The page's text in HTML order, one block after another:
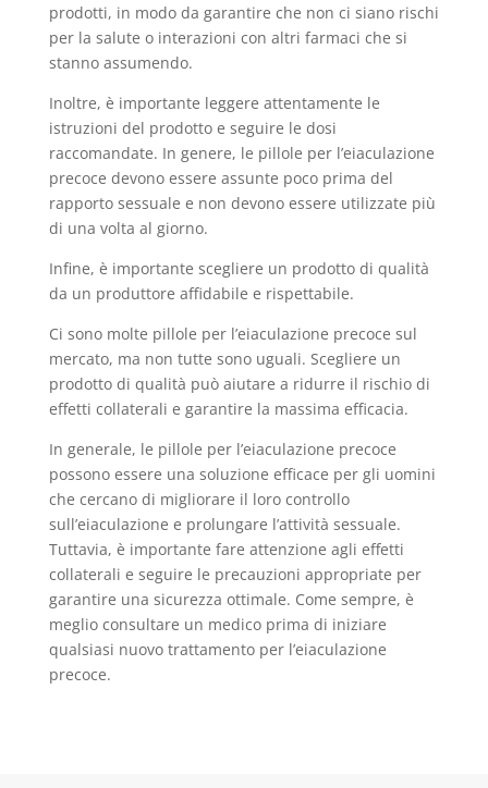
prodotti, in modo da garantire che non ci siano rischi
per la salute o interazioni con altri farmaci che si
stanno assumendo.
Inoltre, è importante leggere attentamente le
istruzioni del prodotto e seguire le dosi
raccomandate. In genere, le pillole per l’eiaculazione
precoce devono essere assunte poco prima del
rapporto sessuale e non devono essere utilizzate più
di una volta al giorno.
Infine, è importante scegliere un prodotto di qualità
da un produttore affidabile e rispettabile.
Ci sono molte pillole per l’eiaculazione precoce sul
mercato, ma non tutte sono uguali. Scegliere un
prodotto di qualità può aiutare a ridurre il rischio di
effetti collaterali e garantire la massima efficacia.
In generale, le pillole per l’eiaculazione precoce
possono essere una soluzione efficace per gli uomini
che cercano di migliorare il loro controllo
sull’eiaculazione e prolungare l’attività sessuale.
Tuttavia, è importante fare attenzione agli effetti
collaterali e seguire le precauzioni appropriate per
garantire una sicurezza ottimale. Come sempre, è
meglio consultare un medico prima di iniziare
qualsiasi nuovo trattamento per l’eiaculazione
precoce.